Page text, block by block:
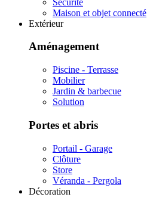
Maison et objet connecté
Extérieur
Aménagement
Piscine - Terrasse
Mobilier
Jardin & barbecue
Solution
Portes et abris
Portail - Garage
Clôture
Store
Véranda - Pergola
Décoration